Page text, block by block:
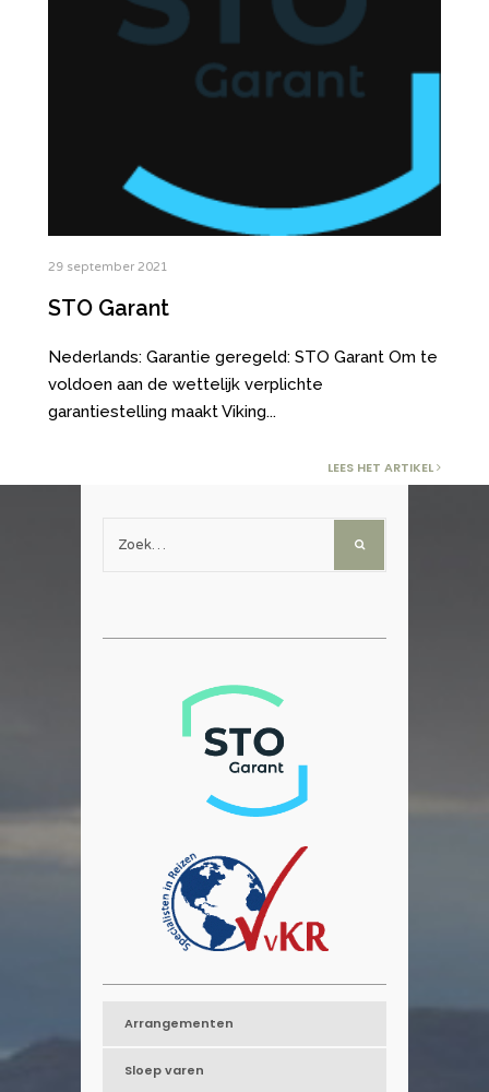
29 september 2021
STO Garant
Nederlands: Garantie geregeld: STO Garant Om te
voldoen aan de wettelijk verplichte
garantiestelling maakt Viking...
LEES HET ARTIKEL
Arrangementen
Sloep varen